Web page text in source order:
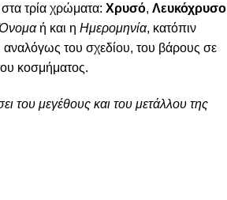
τρία χρώματα: Χρυσό, Λευκόχρυσο
ή και η Ημερομηνία, κατόπιν
αναλόγως του σχεδίου, του βάρους σε
κοσμήματος.
του μεγέθους και του μετάλλου της